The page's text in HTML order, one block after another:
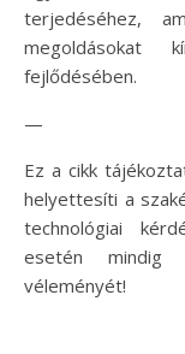
terjedéséhez,
megoldásokat
fejlődésében.
—
Ez a cikk
helyettesíti a
technológiai
esetén mindig
véleményét!